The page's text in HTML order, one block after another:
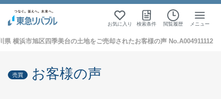
お気に入り 検索条件 閲覧履歴 メニュー
県 横浜市旭区四季美台の土地をご売却されたお客様の声 No.A004911112
売買 お客様の声